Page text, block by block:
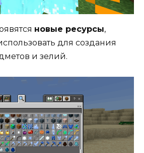
новые ресурсы,
для создания
и зелий.